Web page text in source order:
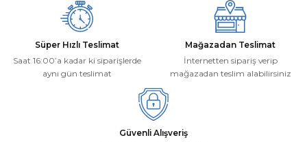
Süper Hızlı Teslimat
Saat 16:00’a kadar ki siparişlerde
aynı gün teslimat
Mağazadan Teslimat
İnternetten sipariş verip
mağazadan teslim alabilirsiniz
Güvenli Alışveriş